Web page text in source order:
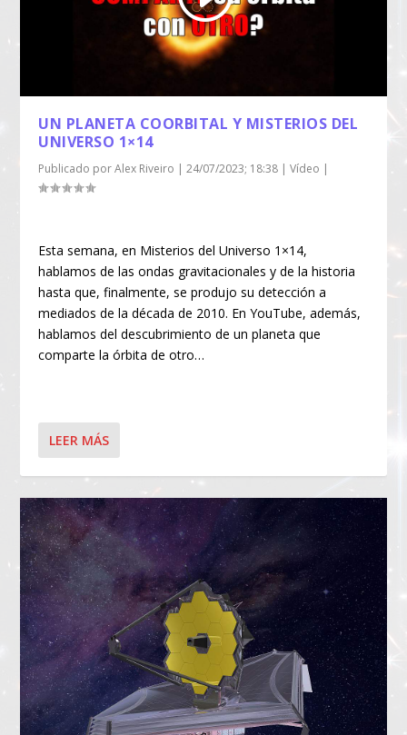
UN PLANETA COORBITAL Y MISTERIOS DEL
UNIVERSO 1×14
Publicado porAlex Riveiro |24/07/2023; 18:38 |Vídeo |
Esta semana, en Misterios del Universo 1×14,
hablamos de las ondas gravitacionales y de la historia
hasta que, finalmente, se produjo su detección a
mediados de la década de 2010. En YouTube, además,
hablamos del descubrimiento de un planeta que
comparte la órbita de otro…
LEER MÁS